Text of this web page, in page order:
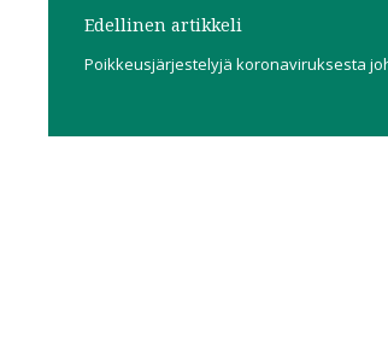
Edellinen artikkeli
Poikkeusjärjestelyjä koronaviruksesta